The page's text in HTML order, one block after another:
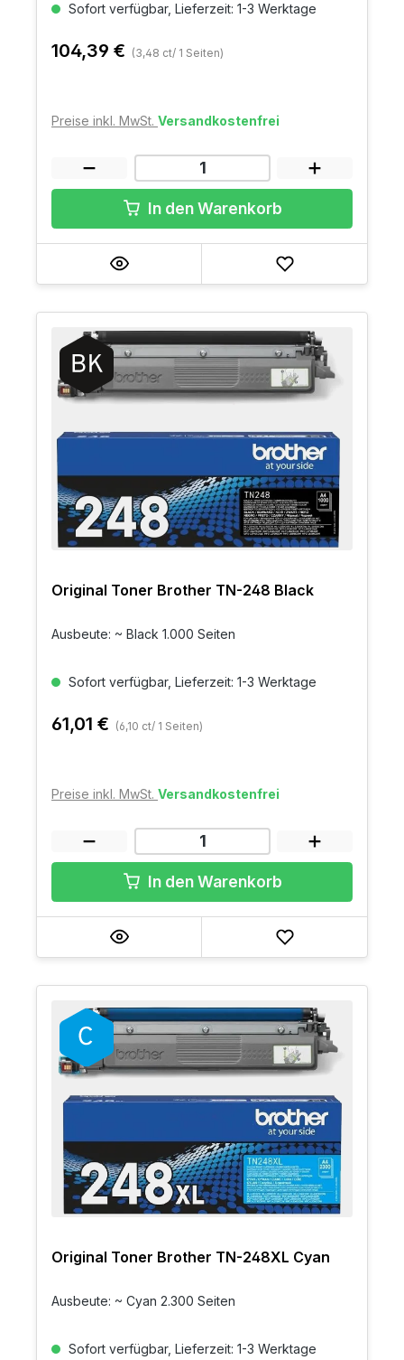
Sofort verfügbar, Lieferzeit: 1-3 Werktage
104,39 € (3,48 ct/ 1 Seiten)
Preise inkl. MwSt. Versandkostenfrei
In den Warenkorb
Original Toner Brother TN-248 Black
Ausbeute: ~ Black 1.000 Seiten
Sofort verfügbar, Lieferzeit: 1-3 Werktage
61,01 € (6,10 ct/ 1 Seiten)
Preise inkl. MwSt. Versandkostenfrei
In den Warenkorb
Original Toner Brother TN-248XL Cyan
Ausbeute: ~ Cyan 2.300 Seiten
Sofort verfügbar, Lieferzeit: 1-3 Werktage